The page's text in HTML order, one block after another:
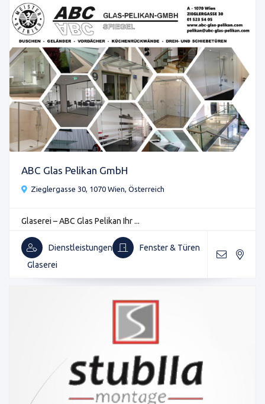
ABC Glas Pelikan GmbH
Zieglergasse 30, 1070 Wien, Österreich
Glaserei – ABC Glas Pelikan Ihr ...
Dienstleistungen
Fenster & Türen
Glaserei